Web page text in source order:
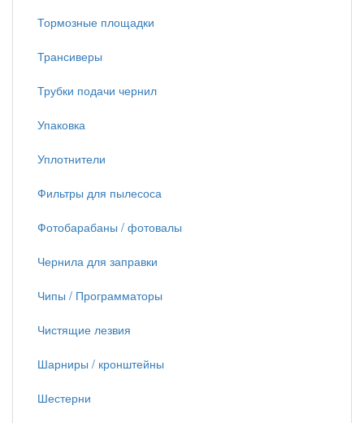
Тормозные площадки
Трансиверы
Трубки подачи чернил
Упаковка
Уплотнители
Фильтры для пылесоса
Фотобарабаны / фотовалы
Чернила для заправки
Чипы / Программаторы
Чистящие лезвия
Шарниры / кронштейны
Шестерни